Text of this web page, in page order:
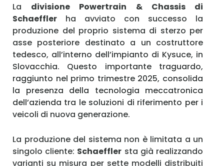
La divisione Powertrain & Chassis di
Schaeffler ha avviato con successo la
produzione del proprio sistema di sterzo per
asse posteriore destinato a un costruttore
tedesco, all’interno dell’impianto di Kysuce, in
Slovacchia. Questo importante traguardo,
raggiunto nel primo trimestre 2025, consolida
la presenza della tecnologia meccatronica
dell’azienda tra le soluzioni di riferimento per i
veicoli di nuova generazione.
La produzione del sistema non è limitata a un
singolo cliente: Schaeffler sta già realizzando
varianti su misura per sette modelli distribuiti